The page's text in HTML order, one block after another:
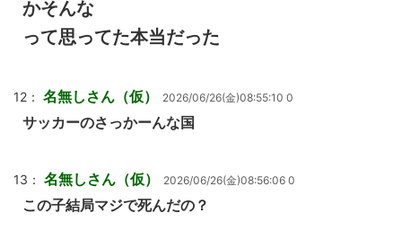
かそんな
って思ってた本当だった
12： 名無しさん（仮） 2026/06/26(金)08:55:10 0
サッカーのさっかーんな国
13： 名無しさん（仮） 2026/06/26(金)08:56:06 0
この子結局マジで死んだの？